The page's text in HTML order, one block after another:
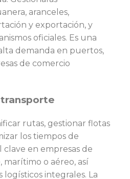
aranceles,
y exportación, y
oficiales. Es una
demanda en puertos,
de comercio
rutas, gestionar flotas
los tiempos de
en empresas de
o aéreo, así
logísticos integrales. La